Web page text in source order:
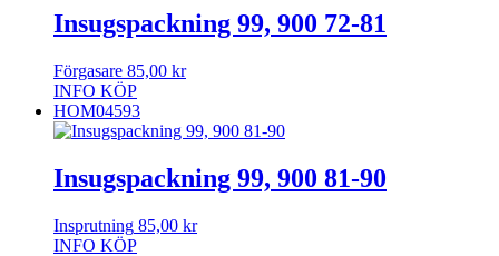
Insugspackning 99, 900 72-81
Förgasare 85,00 kr
INFO KÖP
HOM04593
Insugspackning 99, 900 81-90
Insprutning 85,00 kr
INFO KÖP